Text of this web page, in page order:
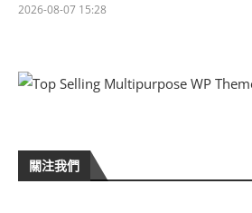
2026-08-07 15:28
關注我們